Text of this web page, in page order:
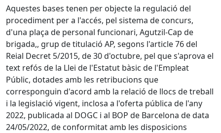
Aquestes bases tenen per objecte la regulació del
procediment per a l'accés, pel sistema de concurs,
d'una plaça de personal funcionari, Agutzil-Cap de
brigada,, grup de titulació AP, segons l'article 76 del
Reial Decret 5/2015, de 30 d'octubre, pel que s'aprova el
text refós de la Llei de l'Estatut bàsic de l'Empleat
Públic, dotades amb les retribucions que
corresponguin d'acord amb la relació de llocs de treball
i la legislació vigent, inclosa a l'oferta pública de l'any
2022, publicada al DOGC i al BOP de Barcelona de data
24/05/2022, de conformitat amb les disposicions